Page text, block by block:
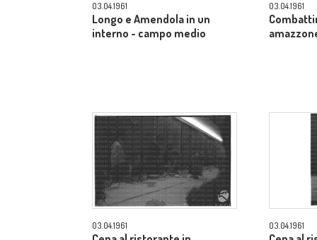
03.04.1961
Longo e Amendola in un
interno - campo medio
03.04.1961
03.04.1961 03.04.1961